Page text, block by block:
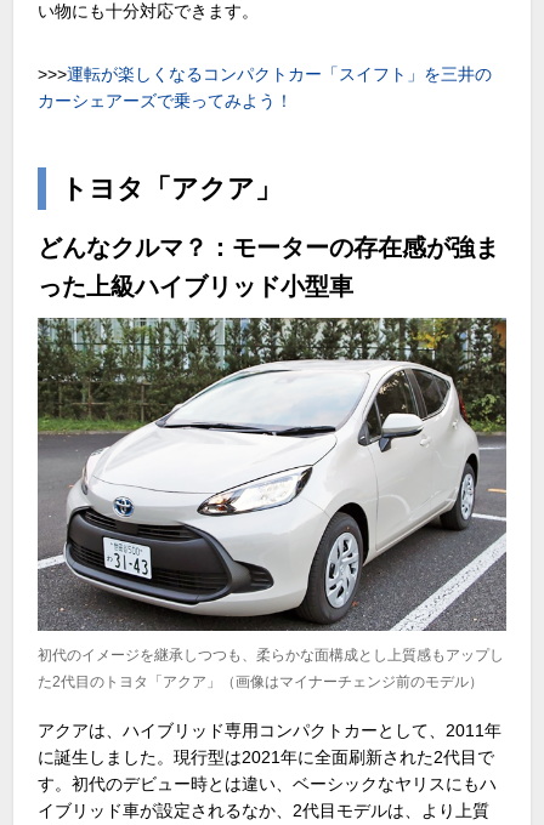
い物にも十分対応できます。
>>>運転が楽しくなるコンパクトカー「スイフト」を三井の
カーシェアーズで乗ってみよう！
トヨタ「アクア」
どんなクルマ？：モーターの存在感が強ま
った上級ハイブリッド小型車
初代のイメージを継承しつつも、柔らかな面構成とし上質感もアップし
た2代目のトヨタ「アクア」（画像はマイナーチェンジ前のモデル）
アクアは、ハイブリッド専用コンパクトカーとして、 2011年
に誕生しました。現行型は2021年に全面刷新された2代目で
す。初代のデビュー時とは違い、ベーシックなヤリスにもハ
イブリッド車が設定されるなか、 2代目モデルは、より上質